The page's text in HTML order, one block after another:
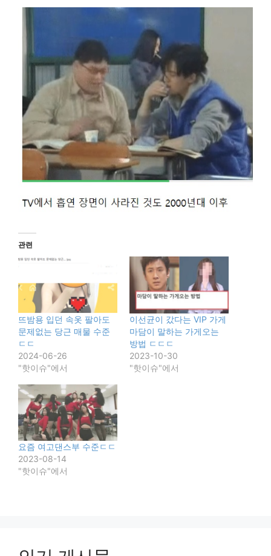
관련
뜨밤용 입던 속옷 팔아도
문제없는 당근 매물 수준
ㄷㄷ
2024-06-26
"핫이슈"에서
이선균이 갔다는 VIP 가게
마담이 말하는 가게오는
방법 ㄷㄷㄷ
2023-10-30
"핫이슈"에서
요즘 여고댄스부 수준ㄷㄷ
2023-08-14
"핫이슈"에서